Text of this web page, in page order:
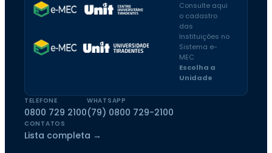
Consulte aqui
o cadastro
das
Instituições no
Sistema e-
MEC
Escolha a
Unidade
TELEFONE
0800 729 2100
WHATSAPP
(79) 0800 729-2100
CONTATOS
Lista completa →